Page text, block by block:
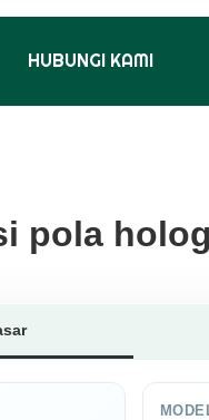
HUBUNGI KAMI
pola
pola